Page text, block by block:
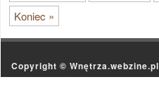
Koniec »
Copyright © Wnętrza.webzine.pl